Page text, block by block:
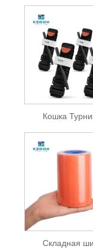
Кошка
Складная